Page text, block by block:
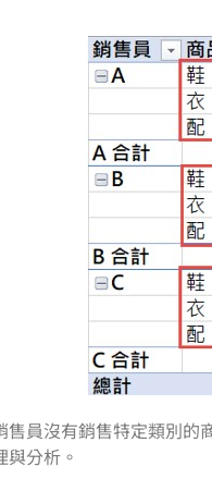
售員沒有銷售特定類別的
分析。